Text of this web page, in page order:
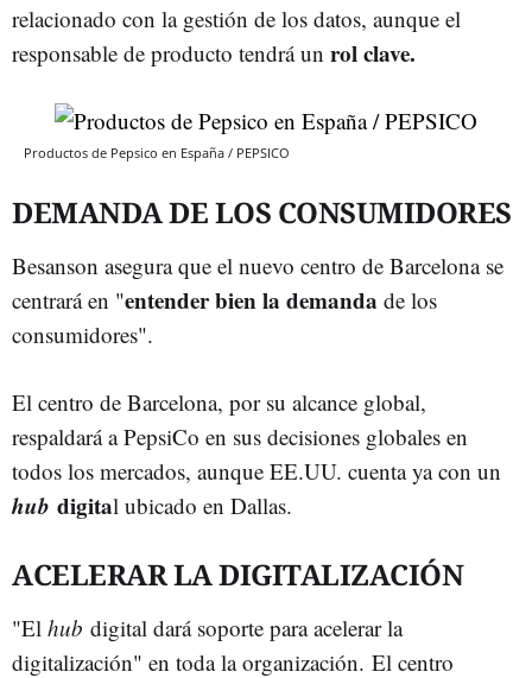
relacionado con la gestión de los datos, aunque el
responsable de producto tendrá un rol clave.
Productos de Pepsico en España / PEPSICO
DEMANDA DE LOS CONSUMIDORES
Besanson asegura que el nuevo centro de Barcelona se
centrará en "entender bien la demanda de los
consumidores".
El centro de Barcelona, por su alcance global,
respaldará a PepsiCo en sus decisiones globales en
todos los mercados, aunque EE.UU. cuenta ya con un
hub digital ubicado en Dallas.
ACELERAR LA DIGITALIZACIÓN
"El hub digital dará soporte para acelerar la
digitalización" en toda la organización. El centro